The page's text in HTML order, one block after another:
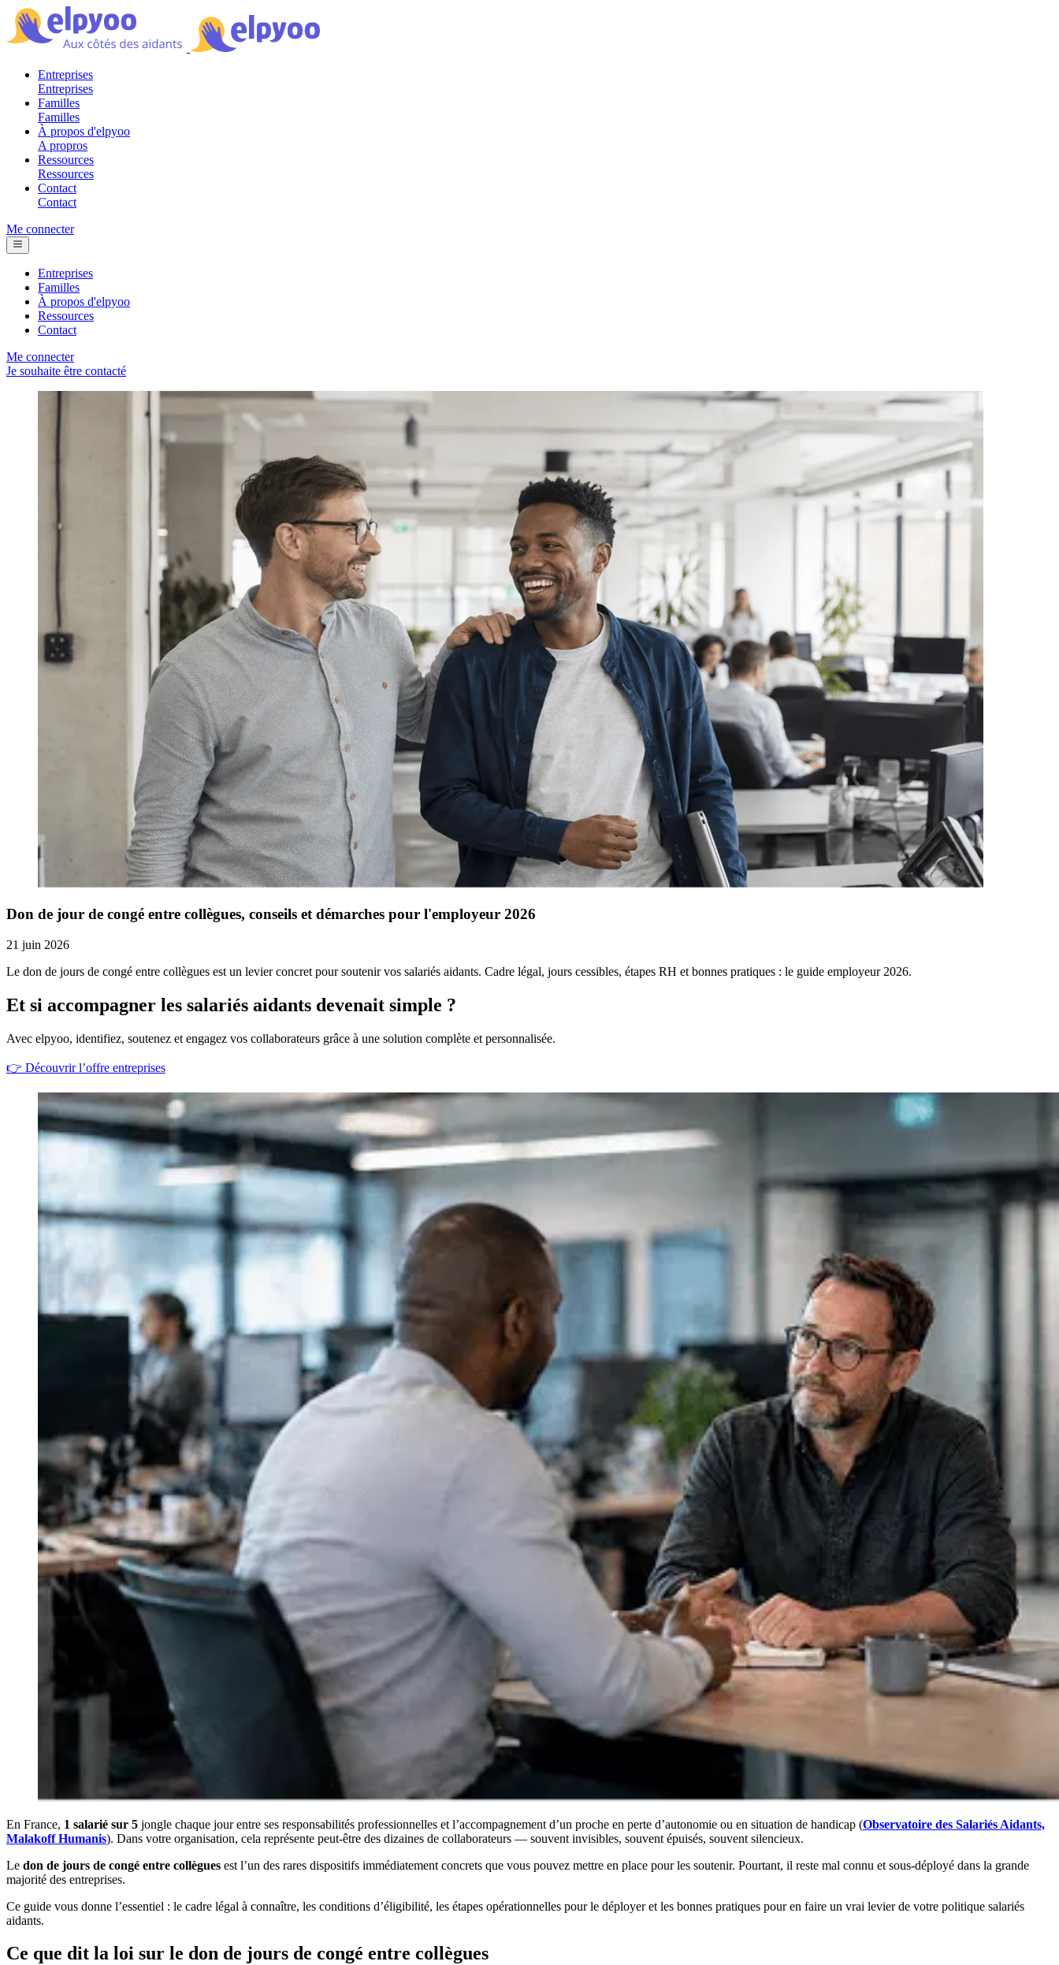
Entreprises
Entreprises
Familles
Familles
À propos d'elpyoo
A propros
Ressources
Ressources
Contact
Contact
Me connecter
Entreprises
Familles
À propos d'elpyoo
Ressources
Contact
Me connecter
Je souhaite être contacté
Don de jour de congé entre collègues, conseils et démarches pour l'employeur 2026
21 juin 2026
Le don de jours de congé entre collègues est un levier concret pour soutenir vos salariés aidants. Cadre légal, jours cessibles, étapes RH et bonnes pratiques : le guide employeur 2026.
Et si accompagner les salariés aidants devenait simple ?
Avec elpyoo, identifiez, soutenez et engagez vos collaborateurs grâce à une solution complète et personnalisée.
👉 Découvrir l’offre entreprises
En France, 1 salarié sur 5 jongle chaque jour entre ses responsabilités professionnelles et l’accompagnement d’un proche en perte d’autonomie ou en situation de handicap (Observatoire des Salariés Aidants,
Malakoff Humanis). Dans votre organisation, cela représente peut-être des dizaines de collaborateurs — souvent invisibles, souvent épuisés, souvent silencieux.
Le don de jours de congé entre collègues est l’un des rares dispositifs immédiatement concrets que vous pouvez mettre en place pour les soutenir. Pourtant, il reste mal connu et sous-déployé dans la grande
majorité des entreprises.
Ce guide vous donne l’essentiel : le cadre légal à connaître, les conditions d’éligibilité, les étapes opérationnelles pour le déployer et les bonnes pratiques pour en faire un vrai levier de votre politique salariés
aidants.
Ce que dit la loi sur le don de jours de congé entre collègues